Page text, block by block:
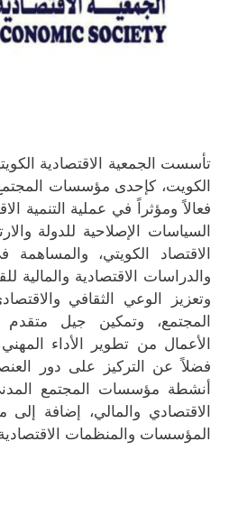
الكويت، كإحدى مؤسسات
فعالاً ومؤثراً في عملية التنمية
السياسات الإصلاحية للدولة
الاقتصاد الكويتي،
والدراسات الاقتصادية والمالية
وتعزيز الوعي الثقافي
المجتمع، وتمكين جيل
الأعمال من تطوير الأداء
فضلاً عن التركيز على دور
أنشطة مؤسسات المجتمع
الاقتصادي والمالي، إضافة
المؤسسات والمنظمات الاقتصادية